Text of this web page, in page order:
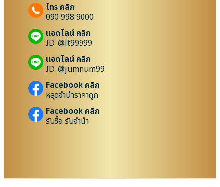
โทร คลิก
090 998 9000
แอดไลน์ คลิก
ID: @it99999
แอดไลน์ คลิก
ID: @jumnum99
Facebook คลิก
หลุดจำนำราคาถูก
Facebook คลิก
รับซื้อ รับจำนำ